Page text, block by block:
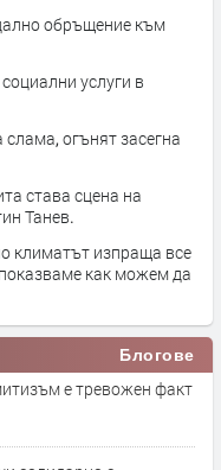
обръщение към
услуги в
огънят засегна
става сцена на
Танев.
климатът изпраща все
как можем да
Блогове
е тревожен факт